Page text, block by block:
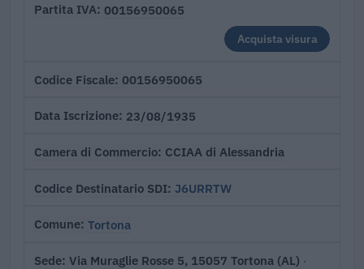
Partita IVA 00156950065
Acquista visura
Codice Fiscale 00156950065
Data Iscrizione 23/08/1935
Camera di Commercio CCIAA di Alessandria
Codice Destinatario SDI J6URRTW
Comune Tortona
Sede Via Muraglie Rosse 5, 15057 Tortona (AL) ·